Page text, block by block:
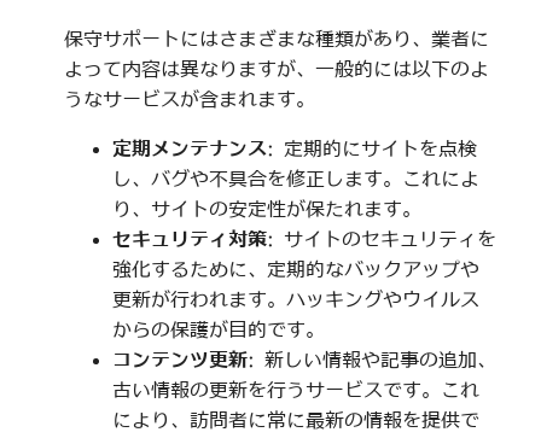
保守サポートにはさまざまな種類があり、業者に
よって内容は異なりますが、一般的には以下のよ
うなサービスが含まれます。
定期メンテナンス: 定期的にサイトを点検
し、バグや不具合を修正します。これによ
り、サイトの安定性が保たれます。
セキュリティ対策: サイトのセキュリティを
強化するために、定期的なバックアップや
更新が行われます。ハッキングやウイルス
からの保護が目的です。
コンテンツ更新: 新しい情報や記事の追加、
古い情報の更新を行うサービスです。これ
により、訪問者に常に最新の情報を提供で